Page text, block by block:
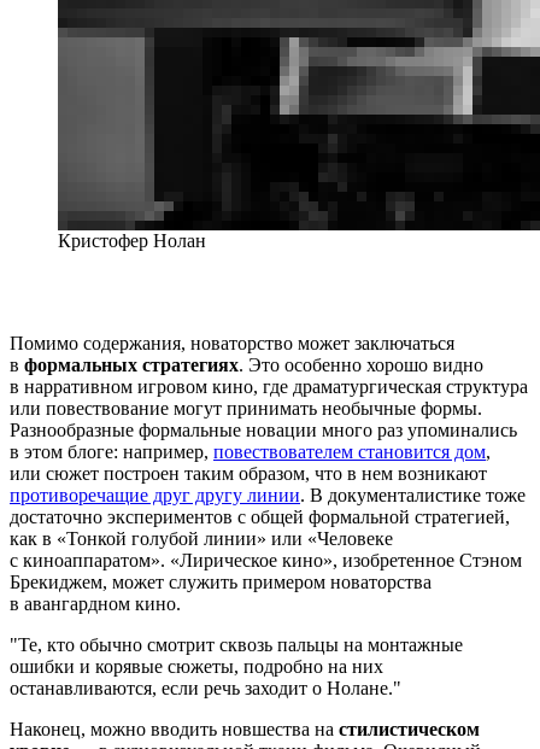
Кристофер Нолан
Помимо содержания, новаторство может заключаться
в формальных стратегиях. Это особенно хорошо видно
в нарративном игровом кино, где драматургическая структура
или повествование могут принимать необычные формы.
Разнообразные формальные новации много раз упоминались
в этом блоге: например, повествователем становится дом,
или сюжет построен таким образом, что в нем возникают
противоречащие друг другу линии. В документалистике тоже
достаточно экспериментов с общей формальной стратегией,
как в «Тонкой голубой линии» или «Человеке
с киноаппаратом». «Лирическое кино», изобретенное Стэном
Брекиджем, может служить примером новаторства
в авангардном кино.
Те, кто обычно смотрит сквозь пальцы на монтажные
ошибки и корявые сюжеты, подробно на них
останавливаются, если речь заходит о Нолане.
Наконец, можно вводить новшества на стилистическом